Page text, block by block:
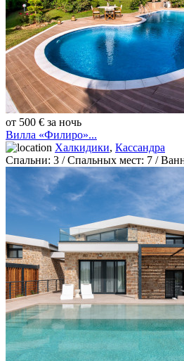
от 500 € за ночь
Вилла «Филиро»...
Халкидики, Кассандра
Спальни: 3 / Спальных мест: 7 /